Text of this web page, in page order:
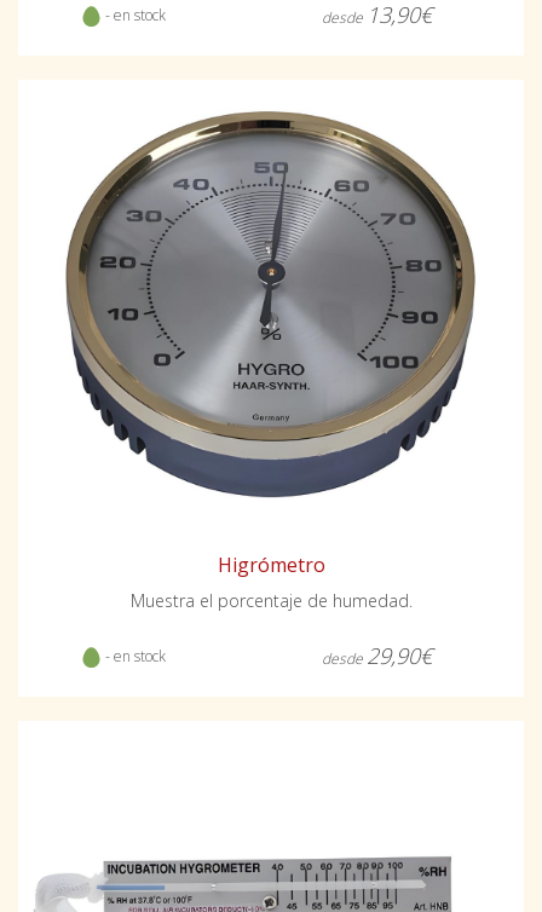
- en stock desde 13,90€
Higrómetro
Muestra el porcentaje de humedad.
- en stock desde 29,90€